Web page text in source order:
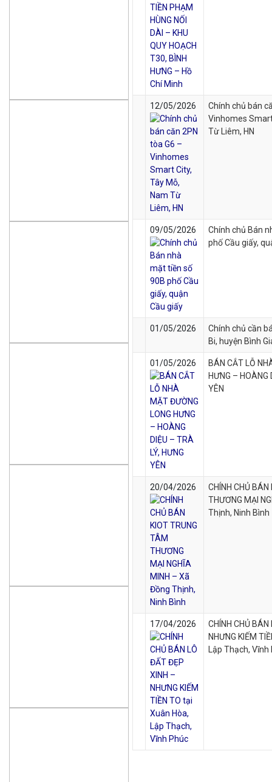
12/05/2026
Chính chủ bán
Vinhomes
Từ Liêm, HN
09/05/2026
Chính chủ Bán
phố Cầu giấy,
01/05/2026
Chính chủ cần
Bi, huyện Bình
01/05/2026
BÁN CẮT LỖ
HƯNG – HOÀNG
YÊN
20/04/2026
CHÍNH CHỦ
THƯƠNG MẠI
Thịnh, Ninh Bình
17/04/2026
CHÍNH CHỦ
NHƯNG KIẾM
Lập Thạch, Vĩnh